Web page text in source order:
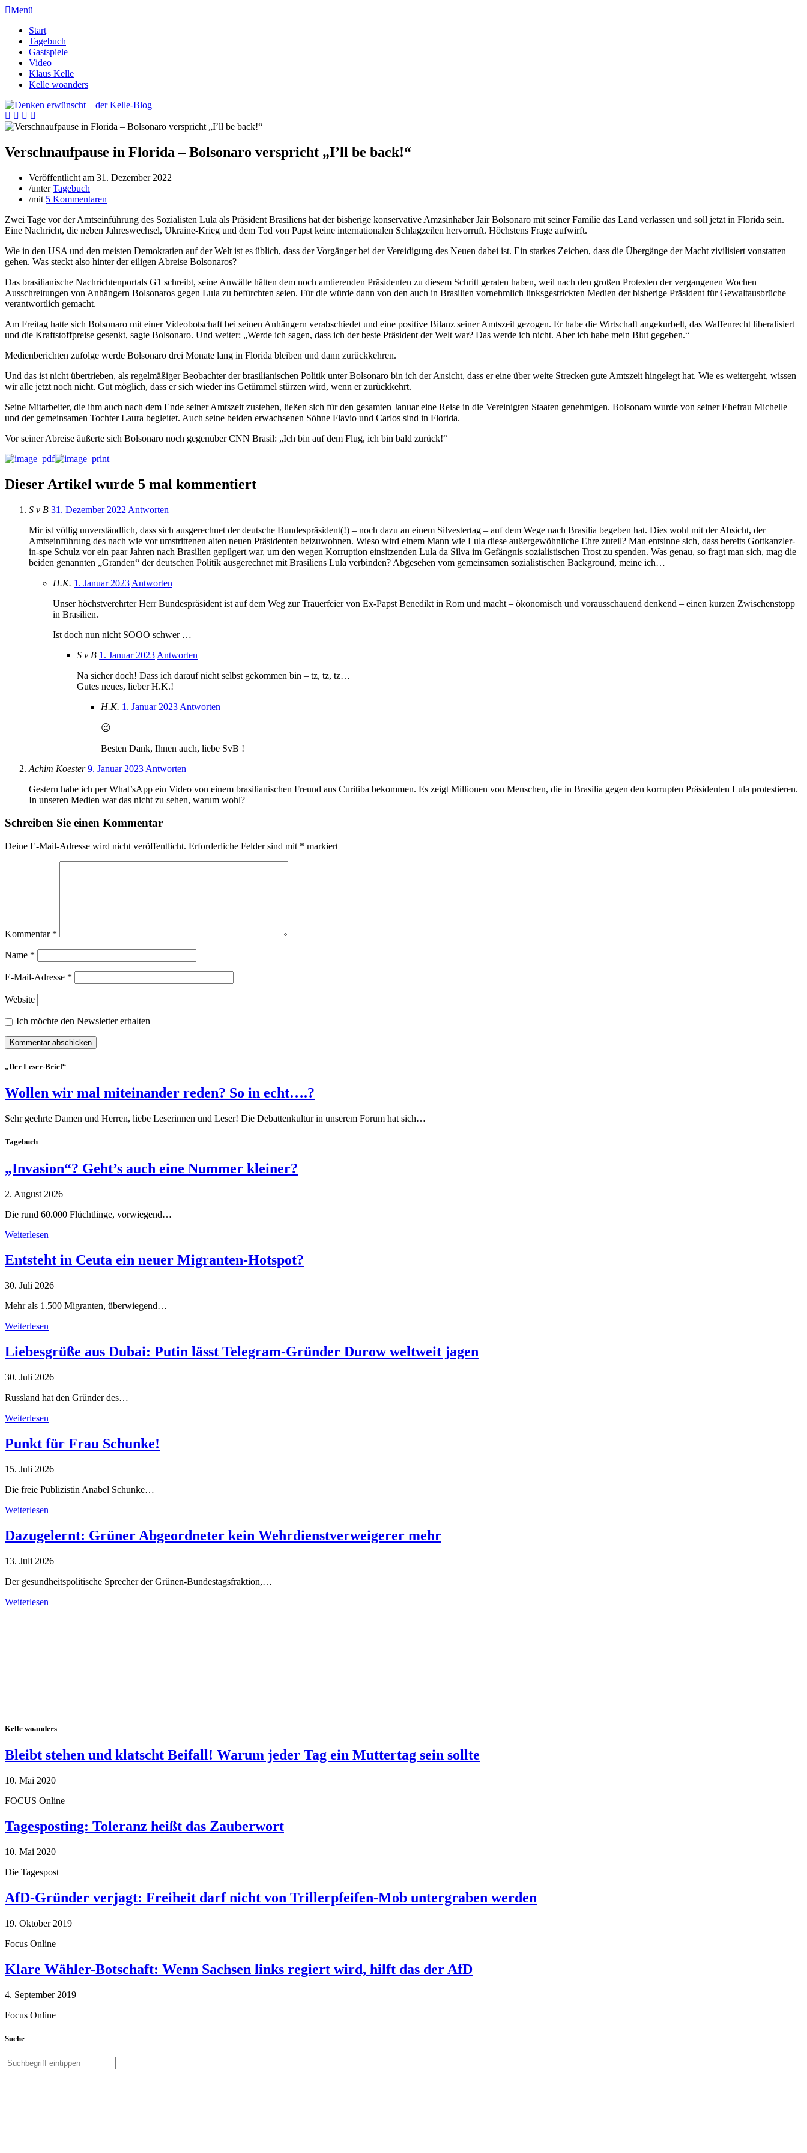
Menü
Start
Tagebuch
Gastspiele
Video
Klaus Kelle
Kelle woanders
Verschnaufpause in Florida – Bolsonaro verspricht „I’ll be back!“
Veröffentlicht am 31. Dezember 2022
/unterTagebuch
/mit 5 Kommentaren
Zwei Tage vor der Amtseinführung des Sozialisten Lula als Präsident Brasiliens hat der bisherige konservative Amzsinhaber Jair Bolsonaro mit seiner Familie das Land verlassen und soll jetzt in Florida sein.
Eine Nachricht, die neben Jahreswechsel, Ukraine-Krieg und dem Tod von Papst keine internationalen Schlagzeilen hervorruft. Höchstens Frage aufwirft.
Wie in den USA und den meisten Demokratien auf der Welt ist es üblich, dass der Vorgänger bei der Vereidigung des Neuen dabei ist. Ein starkes Zeichen, dass die Übergänge der Macht zivilisiert vonstatten
gehen. Was steckt also hinter der eiligen Abreise Bolsonaros?
Das brasilianische Nachrichtenportals G1 schreibt, seine Anwälte hätten dem noch amtierenden Präsidenten zu diesem Schritt geraten haben, weil nach den großen Protesten der vergangenen Wochen
Ausschreitungen von Anhängern Bolsonaros gegen Lula zu befürchten seien. Für die würde dann von den auch in Brasilien vornehmlich linksgestrickten Medien der bisherige Präsident für Gewaltausbrüche
verantwortlich gemacht.
Am Freitag hatte sich Bolsonaro mit einer Videobotschaft bei seinen Anhängern verabschiedet und eine positive Bilanz seiner Amtszeit gezogen. Er habe die Wirtschaft angekurbelt, das Waffenrecht liberalisiert
und die Kraftstoffpreise gesenkt, sagte Bolsonaro. Und weiter: „Werde ich sagen, dass ich der beste Präsident der Welt war? Das werde ich nicht. Aber ich habe mein Blut gegeben.“
Medienberichten zufolge werde Bolsonaro drei Monate lang in Florida bleiben und dann zurückkehren.
Und das ist nicht übertrieben, als regelmäßiger Beobachter der brasilianischen Politik unter Bolsonaro bin ich der Ansicht, dass er eine über weite Strecken gute Amtszeit hingelegt hat. Wie es weitergeht, wissen
wir alle jetzt noch nicht. Gut möglich, dass er sich wieder ins Getümmel stürzen wird, wenn er zurückkehrt.
Seine Mitarbeiter, die ihm auch nach dem Ende seiner Amtszeit zustehen, ließen sich für den gesamten Januar eine Reise in die Vereinigten Staaten genehmigen. Bolsonaro wurde von seiner Ehefrau Michelle
und der gemeinsamen Tochter Laura begleitet. Auch seine beiden erwachsenen Söhne Flavio und Carlos sind in Florida.
Vor seiner Abreise äußerte sich Bolsonaro noch gegenüber CNN Brasil: „Ich bin auf dem Flug, ich bin bald zurück!“
Dieser Artikel wurde 5 mal kommentiert
S v B 31. Dezember 2022 Antworten
Mir ist völlig unverständlich, dass sich ausgerechnet der deutsche Bundespräsident(!) – noch dazu an einem Silvestertag – auf dem Wege nach Brasilia begeben hat. Dies wohl mit der Absicht, der
Amtseinführung des nach wie vor umstrittenen alten neuen Präsidenten beizuwohnen. Wieso wird einem Mann wie Lula diese außergewöhnliche Ehre zuteil? Man entsinne sich, dass bereits Gottkanzler-
in-spe Schulz vor ein paar Jahren nach Brasilien gepilgert war, um den wegen Korruption einsitzenden Lula da Silva im Gefängnis sozialistischen Trost zu spenden. Was genau, so fragt man sich, mag die
beiden genannten „Granden“ der deutschen Politik ausgerechnet mit Brasiliens Lula verbinden? Abgesehen vom gemeinsamen sozialistischen Background, meine ich…
H.K. 1. Januar 2023 Antworten
Unser höchstverehrter Herr Bundespräsident ist auf dem Weg zur Trauerfeier von Ex-Papst Benedikt in Rom und macht – ökonomisch und vorausschauend denkend – einen kurzen Zwischenstopp
in Brasilien.
Ist doch nun nicht SOOO schwer …
S v B 1. Januar 2023 Antworten
Na sicher doch! Dass ich darauf nicht selbst gekommen bin – tz, tz, tz…
Gutes neues, lieber H.K.!
H.K. 1. Januar 2023 Antworten
😉
Besten Dank, Ihnen auch, liebe SvB !
Achim Koester 9. Januar 2023 Antworten
Gestern habe ich per What’sApp ein Video von einem brasilianischen Freund aus Curitiba bekommen. Es zeigt Millionen von Menschen, die in Brasilia gegen den korrupten Präsidenten Lula protestieren.
In unseren Medien war das nicht zu sehen, warum wohl?
Schreiben Sie einen Kommentar
Deine E-Mail-Adresse wird nicht veröffentlicht. Erforderliche Felder sind mit * markiert
Kommentar *
Name *
E-Mail-Adresse *
Website
Ich möchte den Newsletter erhalten
„Der Leser-Brief“
Wollen wir mal miteinander reden? So in echt….?
Sehr geehrte Damen und Herren, liebe Leserinnen und Leser! Die Debattenkultur in unserem Forum hat sich…
Tagebuch
„Invasion“? Geht’s auch eine Nummer kleiner?
2. August 2026
Die rund 60.000 Flüchtlinge, vorwiegend…
Weiterlesen
Entsteht in Ceuta ein neuer Migranten-Hotspot?
30. Juli 2026
Mehr als 1.500 Migranten, überwiegend…
Weiterlesen
Liebesgrüße aus Dubai: Putin lässt Telegram-Gründer Durow weltweit jagen
30. Juli 2026
Russland hat den Gründer des…
Weiterlesen
Punkt für Frau Schunke!
15. Juli 2026
Die freie Publizistin Anabel Schunke…
Weiterlesen
Dazugelernt: Grüner Abgeordneter kein Wehrdienstverweigerer mehr
13. Juli 2026
Der gesundheitspolitische Sprecher der Grünen-Bundestagsfraktion,…
Weiterlesen
Kelle woanders
Bleibt stehen und klatscht Beifall! Warum jeder Tag ein Muttertag sein sollte
10. Mai 2020
FOCUS Online
Tagesposting: Toleranz heißt das Zauberwort
10. Mai 2020
Die Tagespost
AfD-Gründer verjagt: Freiheit darf nicht von Trillerpfeifen-Mob untergraben werden
19. Oktober 2019
Focus Online
Klare Wähler-Botschaft: Wenn Sachsen links regiert wird, hilft das der AfD
4. September 2019
Focus Online
Suche